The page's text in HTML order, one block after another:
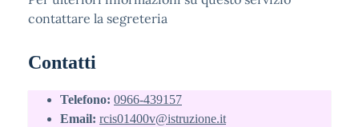
contattare la segreteria
Contatti
Telefono: 0966-439157
Email: rcis01400v@istruzione.it